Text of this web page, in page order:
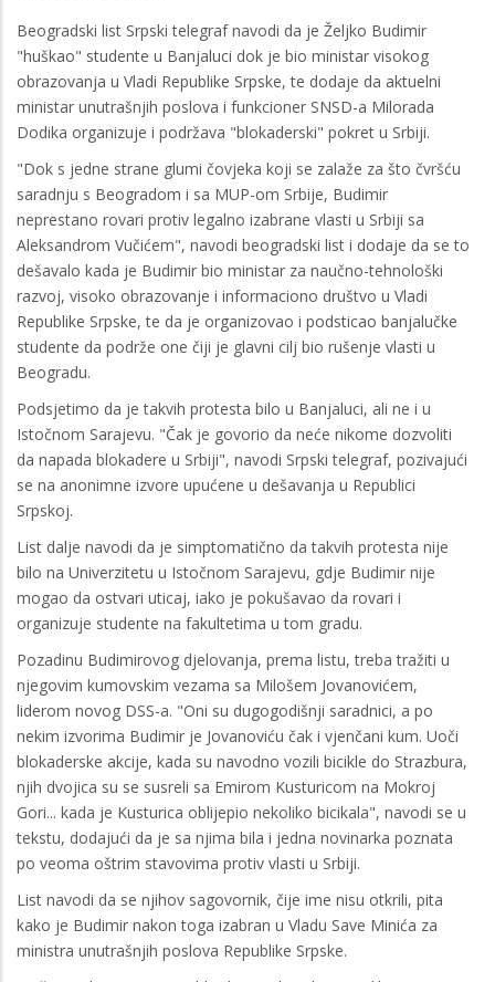
Beogradski list Srpski telegraf navodi da je Željko Budimir
"huškao" studente u Banjaluci dok je bio ministar visokog
obrazovanja u Vladi Republike Srpske, te dodaje da aktuelni
ministar unutrašnjih poslova i funkcioner SNSD-a Milorada
Dodika organizuje i podržava "blokaderski" pokret u Srbiji.
"Dok s jedne strane glumi čovjeka koji se zalaže za što čvršću
saradnju s Beogradom i sa MUP-om Srbije, Budimir
neprestano rovari protiv legalno izabrane vlasti u Srbiji sa
Aleksandrom Vučićem", navodi beogradski list i dodaje da se to
dešavalo kada je Budimir bio ministar za naučno-tehnološki
razvoj, visoko obrazovanje i informaciono društvo u Vladi
Republike Srpske, te da je organizovao i podsticao banjalučke
studente da podrže one čiji je glavni cilj bio rušenje vlasti u
Beogradu.
Podsjetimo da je takvih protesta bilo u Banjaluci, ali ne i u
Istočnom Sarajevu. "Čak je govorio da neće nikome dozvoliti
da napada blokadere u Srbiji", navodi Srpski telegraf, pozivajući
se na anonimne izvore upućene u dešavanja u Republici
Srpskoj.
List dalje navodi da je simptomatično da takvih protesta nije
bilo na Univerzitetu u Istočnom Sarajevu, gdje Budimir nije
mogao da ostvari uticaj, iako je pokušavao da rovari i
organizuje studente na fakultetima u tom gradu.
Pozadinu Budimirovog djelovanja, prema listu, treba tražiti u
njegovim kumovskim vezama sa Milošem Jovanovićem,
liderom novog DSS-a. "Oni su dugogodišnji saradnici, a po
nekim izvorima Budimir je Jovanoviću čak i vjenčani kum. Uoči
blokaderske akcije, kada su navodno vozili bicikle do Strazbura,
njih dvojica su se susreli sa Emirom Kusturicom na Mokroj
Gori... kada je Kusturica oblijepio nekoliko bicikala", navodi se u
tekstu, dodajući da je sa njima bila i jedna novinarka poznata
po veoma oštrim stavovima protiv vlasti u Srbiji.
List navodi da se njihov sagovornik, čije ime nisu otkrili, pita
kako je Budimir nakon toga izabran u Vladu Save Minića za
ministra unutrašnjih poslova Republike Srpske.